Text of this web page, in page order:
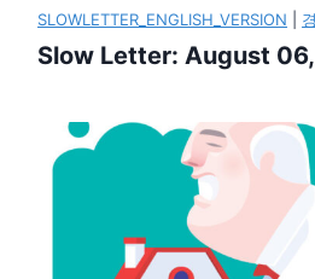
SLOWLETTER_ENGLISH_VERSION
Slow Letter: August